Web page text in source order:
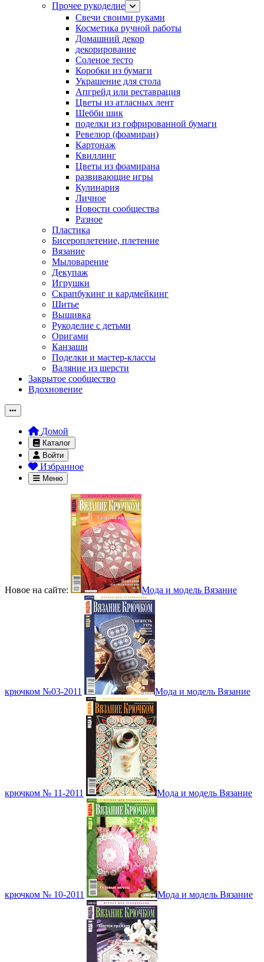
Прочее рукоделие
Свечи своими руками
Косметика ручной работы
Домашний декор
декорирование
Соленое тесто
Коробки из бумаги
Украшение для стола
Апгрейд или реставрация
Цветы из атласных лент
Шебби шик
поделки из гофрированной бумаги
Ревелюр (фоамиран)
Картонаж
Квиллинг
Цветы из фоамирана
развивающие игры
Кулинария
Личное
Новости сообщества
Разное
Пластика
Бисероплетение, плетение
Вязание
Мыловарение
Декупаж
Игрушки
Скрапбукинг и кардмейкинг
Шитье
Вышивка
Рукоделие с детьми
Оригами
Канзаши
Поделки и мастер-классы
Валяние из шерсти
Закрытое сообщество
Вдохновение
Домой
Каталог
Войти
Избранное
Меню
Новое на сайте: Мода и модель Вязание
крючком №03-2011 Мода и модель Вязание
крючком № 11-2011 Мода и модель Вязание
крючком № 10-2011 Мода и модель Вязание